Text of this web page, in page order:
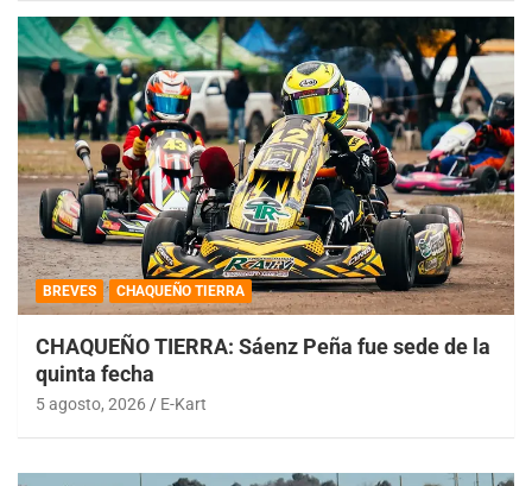
BREVES CHAQUEÑO TIERRA
CHAQUEÑO TIERRA: Sáenz Peña fue sede de la
quinta fecha
5 agosto, 2026 E-Kart